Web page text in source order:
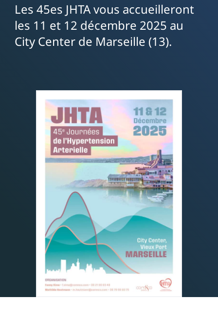
PUBLICATIONS
RECHERCHE
PRIX ET BOURSES
FORMATION
Les 45es JHTA vous accueilleront
les 11 et 12 décembre 2025 au
City Center de Marseille (13).